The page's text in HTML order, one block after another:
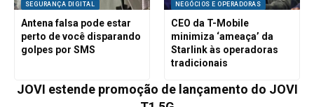
SEGURANÇA DIGITAL
Antena falsa pode estar
perto de você disparando
golpes por SMS
NEGÓCIOS E OPERADORAS
CEO da T-Mobile
minimiza ‘ameaça’ da
Starlink às operadoras
tradicionais
JOVI estende promoção de lançamento do JOVI